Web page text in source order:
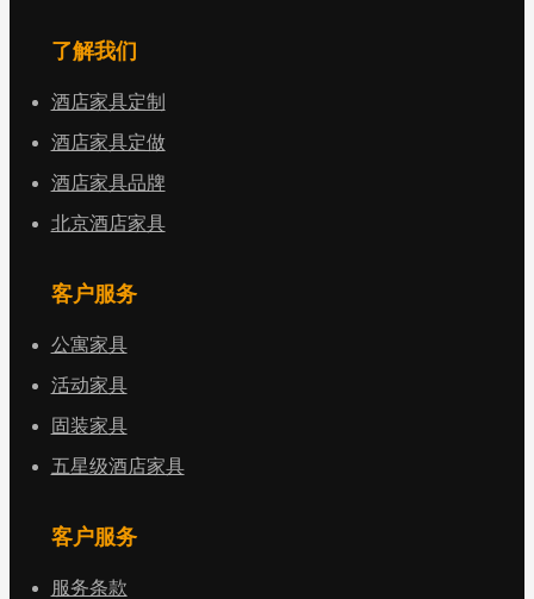
了解我们
酒店家具定制
酒店家具定做
酒店家具品牌
北京酒店家具
客户服务
公寓家具
活动家具
固装家具
五星级酒店家具
客户服务
服务条款